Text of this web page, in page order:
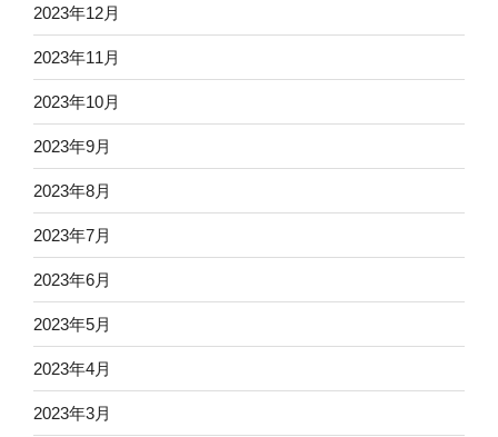
2023年12月
2023年11月
2023年10月
2023年9月
2023年8月
2023年7月
2023年6月
2023年5月
2023年4月
2023年3月